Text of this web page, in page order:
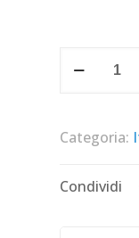
Oktoberfest
–
3
Categoria:
Condividi